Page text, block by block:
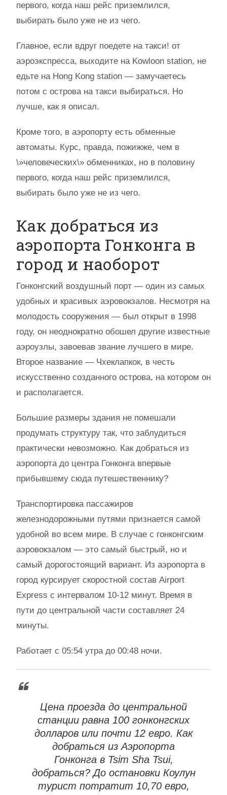
первого, когда наш рейс приземлился,
выбирать было уже не из чего.
Главное, если вдруг поедете на такси! от
аэроэкспресса, выходите на Kowloon station, не
едьте на Hong Kong station — замучаетесь
потом с острова на такси выбираться. Но
лучше, как я описал.
Кроме того, в аэропорту есть обменные
автоматы. Курс, правда, пожижже, чем в
\»человеческих\» обменниках, но в половину
первого, когда наш рейс приземлился,
выбирать было уже не из чего.
Как добраться из
аэропорта Гонконга в
город и наоборот
Гонконгский воздушный порт — один из самых
удобных и красивых аэровокзалов. Несмотря на
молодость сооружения — был открыт в 1998
году, он неоднократно обошел другие известные
аэроузлы, завоевав звание лучшего в мире.
Второе название — Чхеклапкок, в честь
искусственно созданного острова, на котором он
и располагается.
Большие размеры здания не помешали
продумать структуру так, что заблудиться
практически невозможно. Как добраться из
аэропорта до центра Гонконга впервые
прибывшему сюда путешественнику?
Транспортировка пассажиров
железнодорожными путями признается самой
удобной во всем мире. В случае с гонконгским
аэровокзалом — это самый быстрый, но и
самый дорогостоящий вариант. Из аэропорта в
город курсирует скоростной состав Airport
Express с интервалом 10-12 минут. Время в
пути до центральной части составляет 24
минуты.
Работает с 05:54 утра до 00:48 ночи.
Цена проезда до центральной
станции равна 100 гонконгских
долларов или почти 12 евро. Как
добраться из Аэропорта
Гонконга в Tsim Sha Tsui,
добраться? До остановки Коулун
турист потратит 10,70 евро,